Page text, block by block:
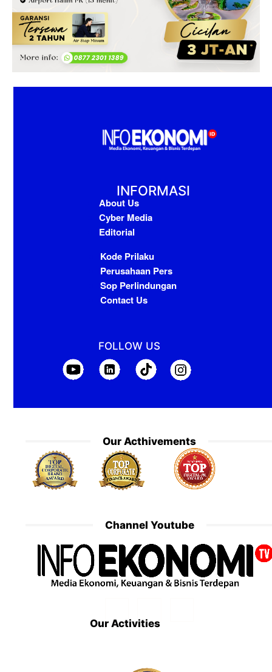
INFORMASI
About Us
Cyber Media
Editorial
Kode Prilaku
Perusahaan Pers
Sop Perlindungan
Contact Us
FOLLOW US
Our Acthivements
Channel Youtube
Our Activities